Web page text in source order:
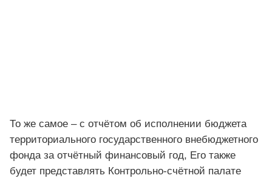
То же самое – с отчётом об исполнении бюджета
территориального государственного внебюджетного
фонда за отчётный финансовый год, Его также
будет представлять Контрольно-счётной палате